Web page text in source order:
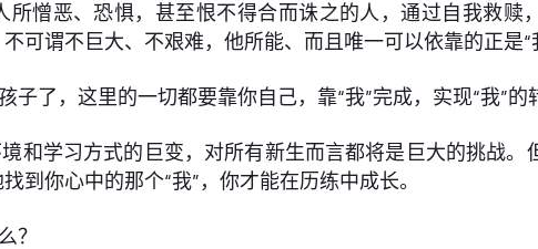
憎恶、恐惧，甚至恨不得合而诛之的人，通过自我救赎
谓不巨大、不艰难，他所能、而且唯一可以依靠的正是“
了，这里的一切都要靠你自己，靠“我”完成，实现“我”的
和学习方式的巨变，对所有新生而言都将是巨大的挑战。
到你心中的那个“我”，你才能在历练中成长。
？